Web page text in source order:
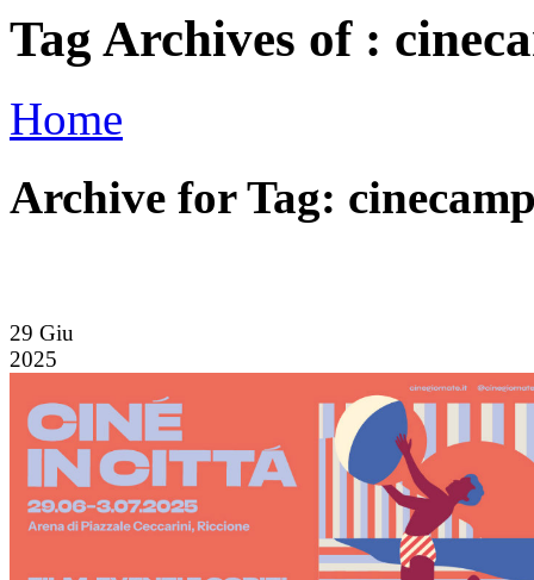
Tag Archives of :
Home
Archive for Tag:
29 Giu
2025